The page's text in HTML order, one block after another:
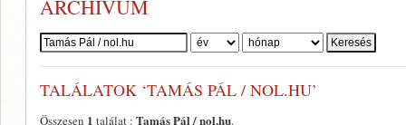
ARCHÍVUM
Szerző:
TALÁLATOK ‘TAMÁS PÁL / NOL.HU’
Összesen 1 találat : Tamás Pál / nol.hu.